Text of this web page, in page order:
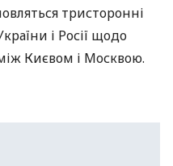
тристоронні
і Росії щодо
Києвом і Москвою.